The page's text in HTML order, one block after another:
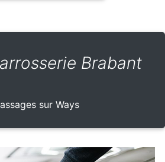
Brabant
sur Ways